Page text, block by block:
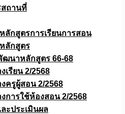
สถานที่
ลักสูตรการเรียนการสอน
ลักสูตร
ฒนาหลักสูตร 66-68
เรียน 2/2568
งครูผู้สอน 2/2568
งการใช้ห้องสอน 2/2568
ละประเมินผล